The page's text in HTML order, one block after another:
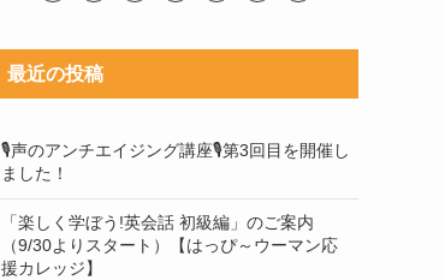
最近の投稿
🎙声のアンチエイジング講座🎙第3回目を開催し
ました！
「楽しく学ぼう!英会話 初級編」のご案内
（9/30よりスタート）【はっぴ～ウーマン応
援カレッジ】